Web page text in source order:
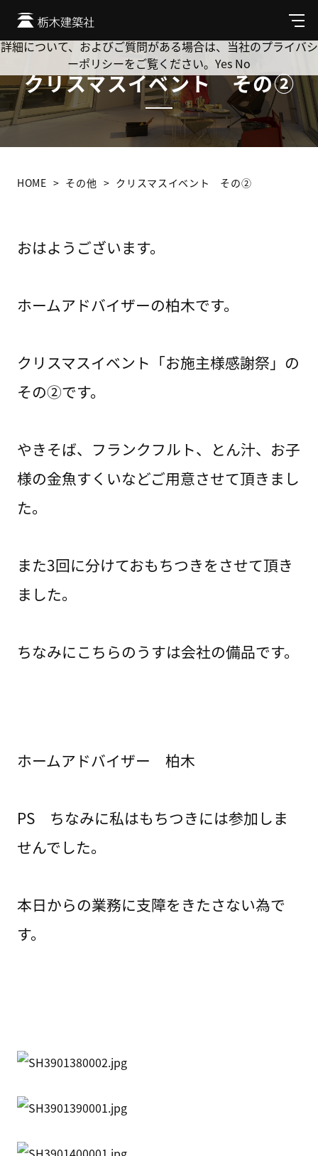
メ
ニ
ュ
クリスマスイベント その②
HOME その他 クリスマスイベント その②
おはようございます。
ホームアドバイザーの柏木です。
クリスマスイベント「お施主様感謝祭」の
その②です。
やきそば、フランクフルト、とん汁、お子
様の金魚すくいなどご用意させて頂きまし
た。
また3回に分けておもちつきをさせて頂き
ました。
ちなみにこちらのうすは会社の備品です。
ホームアドバイザー 柏木
PS ちなみに私はもちつきには参加しま
せんでした。
本日からの業務に支障をきたさない為で
す。
Cookie を使用して、お客様の活動を追跡してもよろしいです
か? 当社ではお客様のプライバシーを極めて重視しています。
詳細について、およびご質問がある場合は、当社のプライバシ
ーポリシーをご覧ください。 Yes No